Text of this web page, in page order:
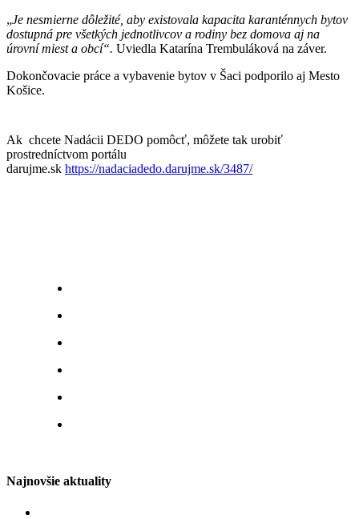
„Je nesmierne dôležité, aby existovala kapacita karanténnych bytov
dostupná pre všetkých jednotlivcov a rodiny bez domova aj na
úrovní miest a obcí“. Uviedla Katarína Trembuláková na záver.
Dokončovacie práce a vybavenie bytov v Šaci podporilo aj Mesto
Košice.
Ak chcete Nadácii DEDO pomôcť, môžete tak urobiť
prostredníctvom portálu
darujme.sk https://nadaciadedo.darujme.sk/3487/
Najnovšie aktuality